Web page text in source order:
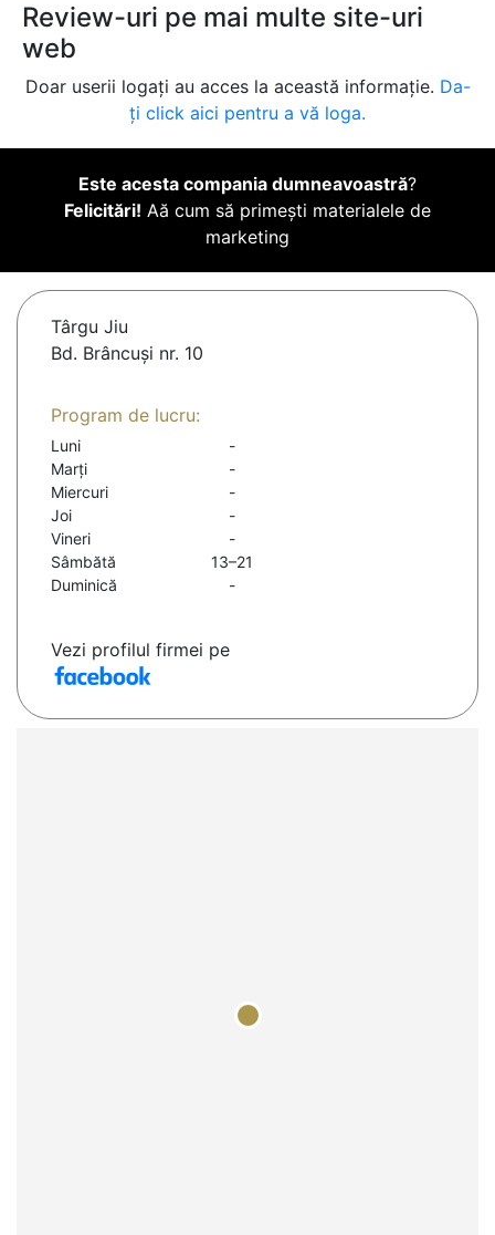
Review-uri pe mai multe site-uri
web
Doar userii logați au acces la această informație. Da-
ți click aici pentru a vă loga.
Este acesta compania dumneavoastră?
Felicitări! Aă cum să primești materialele de
marketing
Târgu Jiu
Bd. Brâncuşi nr. 10
Program de lucru:
Luni
-
Marți
-
Miercuri
-
Joi
-
Vineri
-
Sâmbătă
13–21
Duminică
-
Vezi profilul firmei pe